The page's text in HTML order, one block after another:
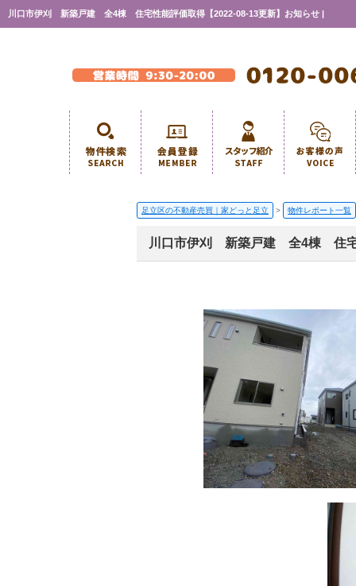
川口市伊刈 新築戸建 全4棟 住宅性能評価取得【2022-08-13更新】お知らせ |
足立区の不動産売買｜家どっと足立 > 物件レポート一覧
川口市伊刈 新築戸建 全4棟 住宅